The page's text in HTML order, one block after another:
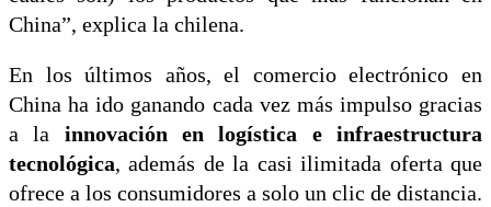
China”, explica la chilena.
En los últimos años, el comercio electrónico en
China ha ido ganando cada vez más impulso gracias
a la innovación en logística e infraestructura
tecnológica, además de la casi ilimitada oferta que
ofrece a los consumidores a solo un clic de distancia.